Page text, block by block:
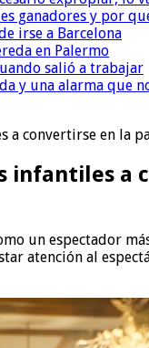
ganadores y por
irse a Barcelona
en Palermo
salió a trabajar
y una alarma que
a convertirse en la
infantiles
un espectador
atención al